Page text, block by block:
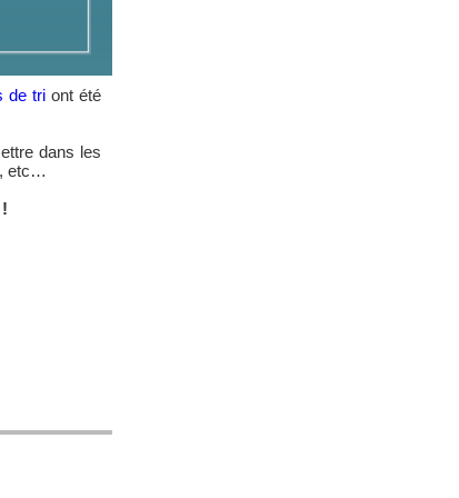
de tri ont été
dans les
etc…